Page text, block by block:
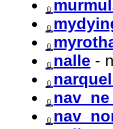
nalle -